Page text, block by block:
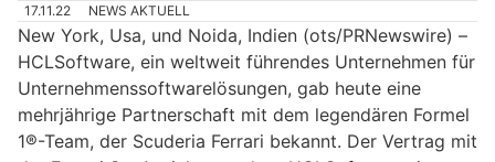
17.11.22 NEWS AKTUELL
New York, Usa, und Noida, Indien (ots/PRNewswire) –
HCLSoftware, ein weltweit führendes Unternehmen für
Unternehmenssoftwarelösungen, gab heute eine
mehrjährige Partnerschaft mit dem legendären Formel
1®-Team, der Scuderia Ferrari bekannt. Der Vertrag mit